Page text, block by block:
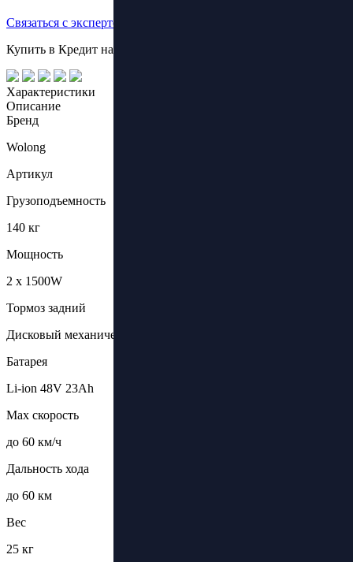
Связаться с экспертом
Купить в Кредит на выгодных условиях!
Характеристики
Описание
Бренд
Wolong
Артикул
Грузоподъемность
140 кг
Мощность
2 х 1500W
Тормоз задний
Дисковый механический
Батарея
Li-ion 48V 23Ah
Max скорость
до 60 км/ч
Дальность хода
до 60 км
Вес
25 кг